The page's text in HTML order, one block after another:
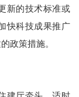
新的技术标准或
快科技成果推广
政策措施。